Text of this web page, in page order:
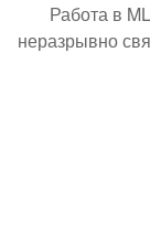
Работа в
неразрывно